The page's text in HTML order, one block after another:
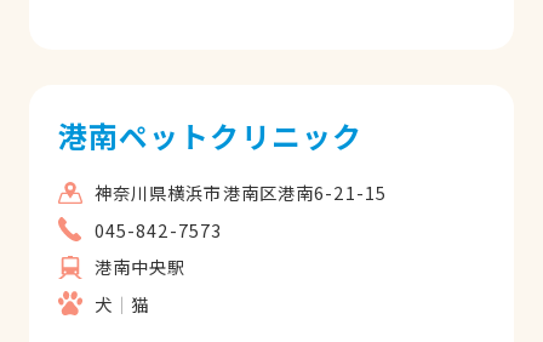
港南ペットクリニック
神奈川県横浜市港南区港南6-21-15
045-842-7573
港南中央駅
犬
猫